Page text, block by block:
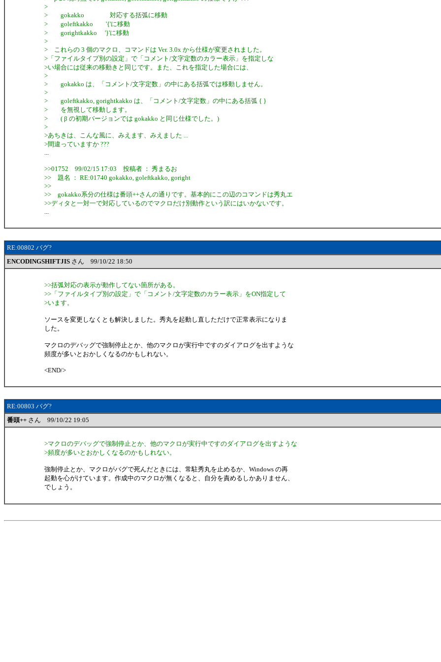
>
> gokakko 対応する括弧に移動
> goleftkakko '{'に移動
> gorightkakko '}'に移動
>
> これらの 3 個のマクロ、コマンドは Ver. 3.0x から仕様が変更されました。
>「ファイルタイプ別の設定」で「コメント/文字定数のカラー表示」を指定しな
>い場合には従来の移動きと同じです。また、これを指定した場合には、
>
> gokakko は、「コメント/文字定数」の中にある括弧では移動しません。
>
> goleftkakko, gorightkakko は、「コメント/文字定数」の中にある括弧 { }
> を無視して移動します。
> ( β の初期バージョンでは gokakko と同じ仕様でした。)
>
>あちきは、こんな風に、みえます、みえました ...
>間違っていますか ???
...
>>01752 99/02/15 17:03 投稿者 ： 秀まるお
>> 題名 ： RE:01740 gokakko, goleftkakko, goright
>>
>> gokakko系分の仕様は番頭++さんの通りです。基本的にこの辺のコマンドは秀丸エ
>>ディタと一対一で対応しているのでマクロだけ別動作という訳にはいかないです。
...
RE:00802 バグ?
ENCODINGSHIFTJIS さん 99/10/22 18:50
>>括弧対応の表示が動作してない箇所がある。
>>「ファイルタイプ別の設定」で「コメント/文字定数のカラー表示」をON指定して
>います。
ソースを変更しなくとも解決しました。秀丸を起動し直しただけで正常表示になりま
した。
マクロのデバッグで強制停止とか、他のマクロが実行中ですのダイアログを出すような
頻度が多いとおかしくなるのかもしれない。
<END/>
RE:00803 バグ?
番頭++ さん 99/10/22 19:05
>マクロのデバッグで強制停止とか、他のマクロが実行中ですのダイアログを出すような
>頻度が多いとおかしくなるのかもしれない。
強制停止とか、マクロがバグで死んだときには、常駐秀丸を止めるか、Windows の再
起動を心がけています。作成中のマクロが無くなると、自分を責めるしかありません、
でしょう。